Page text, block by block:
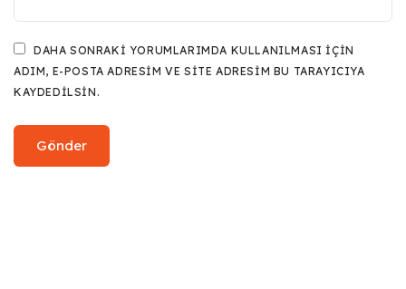
DAHA SONRAKI YORUMLARIMDA KULLANILMASI IÇIN
ADIM, E-POSTA ADRESIM VE SITE ADRESIM BU TARAYICIYA
KAYDEDILSIN.